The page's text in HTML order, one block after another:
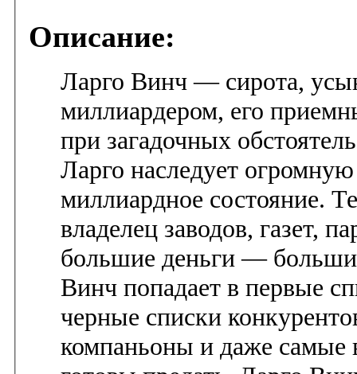
Описание:
Ларго Винч — сирота,
миллиардером, его
при загадочных
Ларго наследует
миллиардное состояние.
владелец заводов, газет,
большие деньги —
Винч попадает в первые
черные списки
компаньоны и даже самые